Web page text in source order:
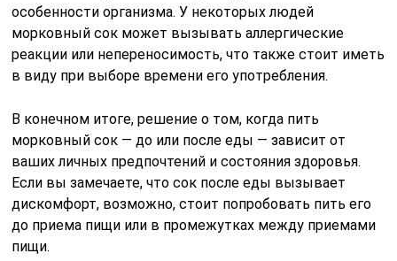
особенности организма. У некоторых людей
морковный сок может вызывать аллергические
реакции или непереносимость, что также стоит иметь
в виду при выборе времени его употребления.
В конечном итоге, решение о том, когда пить
морковный сок — до или после еды — зависит от
ваших личных предпочтений и состояния здоровья.
Если вы замечаете, что сок после еды вызывает
дискомфорт, возможно, стоит попробовать пить его
до приема пищи или в промежутках между приемами
пищи.